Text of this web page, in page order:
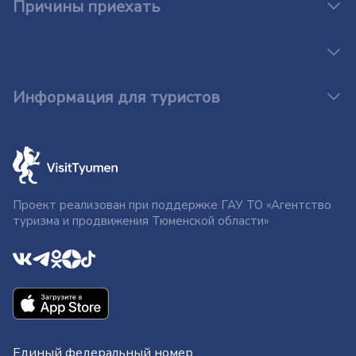
Причины приехать
Информация для туристов
Проект реализован при поддержке ГАУ ТО «Агентство
туризма и продвижения Тюменской области»